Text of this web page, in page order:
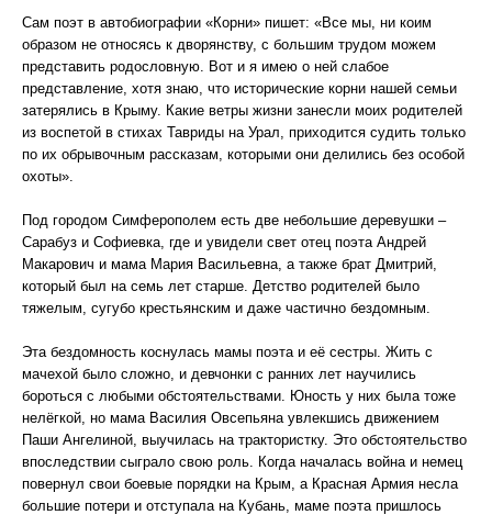
Сам поэт в автобиографии «Корни» пишет: «Все мы, ни коим
образом не относясь к дворянству, с большим трудом можем
представить родословную. Вот и я имею о ней слабое
представление, хотя знаю, что исторические корни нашей семьи
затерялись в Крыму. Какие ветры жизни занесли моих родителей
из воспетой в стихах Тавриды на Урал, приходится судить только
по их обрывочным рассказам, которыми они делились без особой
охоты».
Под городом Симферополем есть две небольшие деревушки –
Сарабуз и Софиевка, где и увидели свет отец поэта Андрей
Макарович и мама Мария Васильевна, а также брат Дмитрий,
который был на семь лет старше. Детство родителей было
тяжелым, сугубо крестьянским и даже частично бездомным.
Эта бездомность коснулась мамы поэта и её сестры. Жить с
мачехой было сложно, и девчонки с ранних лет научились
бороться с любыми обстоятельствами. Юность у них была тоже
нелёгкой, но мама Василия Овсепьяна увлекшись движением
Паши Ангелиной, выучилась на трактористку. Это обстоятельство
впоследствии сыграло свою роль. Когда началась война и немец
повернул свои боевые порядки на Крым, а Красная Армия несла
большие потери и отступала на Кубань, маме поэта пришлось